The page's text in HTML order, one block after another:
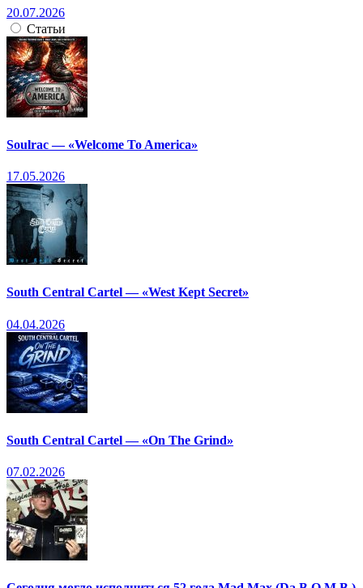
20.07.2026
Статьи
Soulrac — «Welcome To America»
17.05.2026
South Central Cartel — «West Kept Secret»
04.04.2026
South Central Cartel — «On The Grind»
07.02.2026